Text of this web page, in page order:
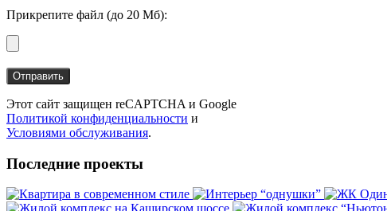
Прикрепите файл (до 20 Мб):
Этот сайт защищен reCAPTCHA и Google
Политикой конфиденциальности и
Условиями обслуживания.
Последние проекты